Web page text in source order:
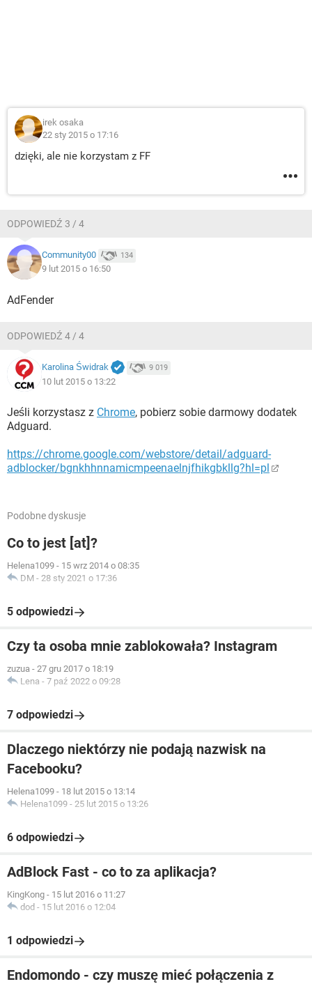
irek osaka
22 sty 2015 o 17:16
dzięki, ale nie korzystam z FF
ODPOWIEDŹ 3 / 4
Community00 134
9 lut 2015 o 16:50
AdFender
ODPOWIEDŹ 4 / 4
Karolina Świdrak 9 019
10 lut 2015 o 13:22
Jeśli korzystasz z Chrome, pobierz sobie darmowy dodatek
Adguard.
https://chrome.google.com/webstore/detail/adguard-
adblocker/bgnkhhnnamicmpeenaelnjfhikgbkllg?hl=pl
Podobne dyskusje
Co to jest [at]?
Helena1099 - 15 wrz 2014 o 08:35
DM - 28 sty 2021 o 17:36
5 odpowiedzi
Czy ta osoba mnie zablokowała? Instagram
zuzua - 27 gru 2017 o 18:19
Lena - 7 paź 2022 o 09:28
7 odpowiedzi
Dlaczego niektórzy nie podają nazwisk na
Facebooku?
Helena1099 - 18 lut 2015 o 13:14
Helena1099 - 25 lut 2015 o 13:26
6 odpowiedzi
AdBlock Fast - co to za aplikacja?
KingKong - 15 lut 2016 o 11:27
dod - 15 lut 2016 o 12:04
1 odpowiedzi
Endomondo - czy muszę mieć połączenia z